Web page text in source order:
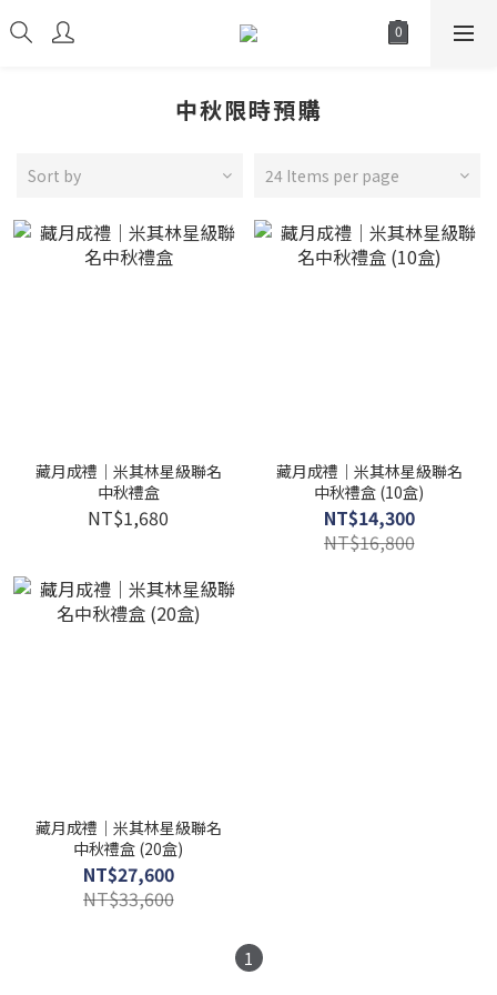
中秋限時預購
Sort by 24 Items per page
藏月成禮｜米其林星級聯名
中秋禮盒
NT$1,680
藏月成禮｜米其林星級聯名
中秋禮盒 (10盒)
NT$14,300
NT$16,800
藏月成禮｜米其林星級聯名
中秋禮盒 (20盒)
NT$27,600
NT$33,600
1